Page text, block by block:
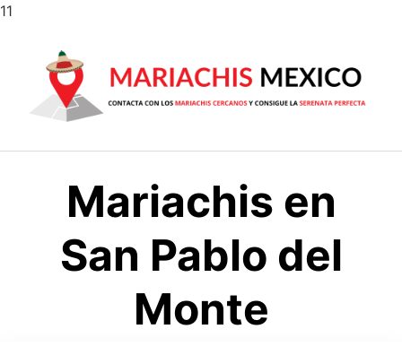
11
contenido
Mariachis en
San Pablo del
Monte